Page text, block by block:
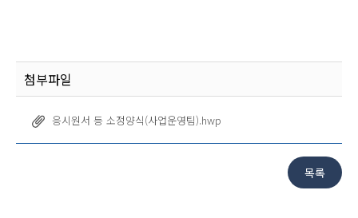
첨부파일
응시원서 등 소정양식(사업운영팀).hwp